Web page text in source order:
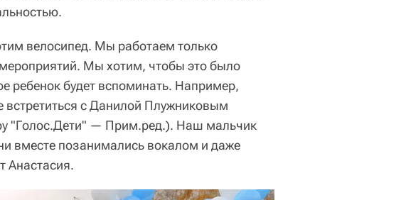
велосипед. Мы работаем только
Мы хотим, чтобы это было
ребенок будет вспоминать. Например,
встретиться с Данилой Плужниковым
"Голос.Дети" — Прим.ред.). Наш мальчик
вместе позанимались вокалом и даже
Анастасия.